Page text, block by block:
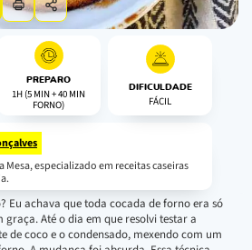
PREPARO
1H (5 MIN + 40 MIN
FORNO)
DIFICULDADE
FÁCIL
especializado em receitas caseiras
Eu achava que toda cocada de forno era só
graça. Até o dia em que resolvi testar a
de coco e o condensado, mexendo com um